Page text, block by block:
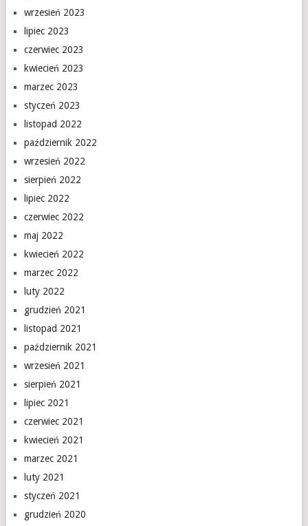
wrzesień 2023
lipiec 2023
czerwiec 2023
kwiecień 2023
marzec 2023
styczeń 2023
listopad 2022
październik 2022
wrzesień 2022
sierpień 2022
lipiec 2022
czerwiec 2022
maj 2022
kwiecień 2022
marzec 2022
luty 2022
grudzień 2021
listopad 2021
październik 2021
wrzesień 2021
sierpień 2021
lipiec 2021
czerwiec 2021
kwiecień 2021
marzec 2021
luty 2021
styczeń 2021
grudzień 2020